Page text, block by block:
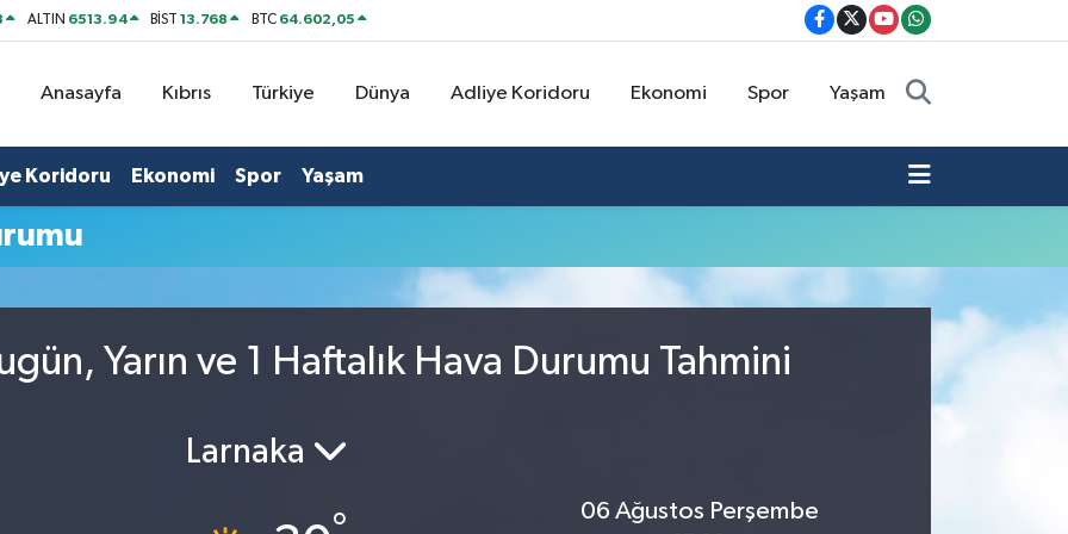
ALTIN 6513.94 BİST13.768 BTC 64.602,05
Anasayfa Kıbrıs Türkiye Dünya Adliye Koridoru Ekonomi Spor Yaşam
Koridoru Ekonomi Spor Yaşam
Yarın ve 1 Haftalık Hava Durumu Tahmini
Larnaka
06 Ağustos Perşembe